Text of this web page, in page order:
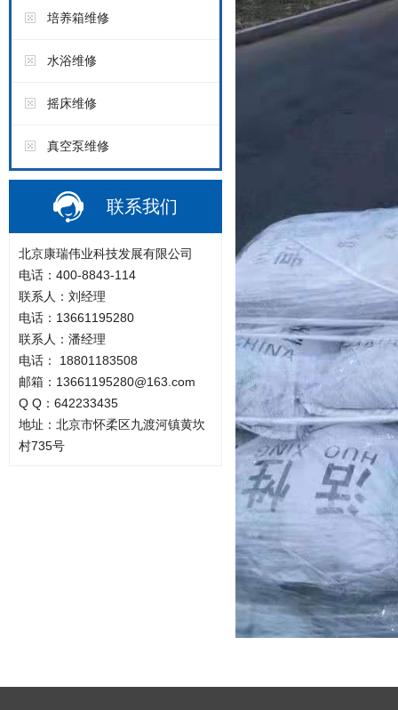
培养箱维修
水浴维修
摇床维修
真空泵维修
联系我们
北京康瑞伟业科技发展有限公司
电话：400-8843-114
联系人：刘经理
电话：13661195280
联系人：潘经理
电话： 18801183508
邮箱：13661195280@163.com
Q Q：642233435
地址：北京市怀柔区九渡河镇黄坎
村735号